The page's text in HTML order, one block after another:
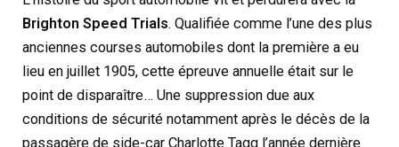
Brighton Speed Trials. Qualifiée comme l’une des plus
anciennes courses automobiles dont la première a eu
lieu en juillet 1905, cette épreuve annuelle était sur le
point de disparaître… Une suppression due aux
conditions de sécurité notamment après le décès de la
passagère de side-car Charlotte Tagg l’année dernière